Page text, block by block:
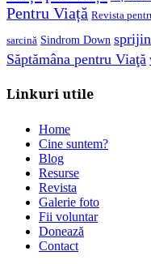
Pentru Viață Revista
sarcină Sindrom Down sprijin
Săptămâna pentru Viaţă
Linkuri utile
Home
Cine suntem?
Blog
Resurse
Revista
Galerie foto
Fii voluntar
Donează
Contact